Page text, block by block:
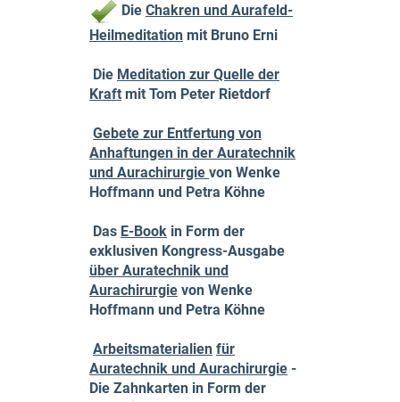
Die Chakren und Aurafeld-
Heilmeditation mit Bruno Erni
Die Meditation zur Quelle der
Kraft mit Tom Peter Rietdorf
Gebete zur Entfertung von
Anhaftungen in der Auratechnik
und Aurachirurgie von Wenke
Hoffmann und Petra Köhne
Das E-Book in Form der
exklusiven Kongress-Ausgabe
über Auratechnik und
Aurachirurgie von Wenke
Hoffmann und Petra Köhne
Arbeitsmaterialien für
Auratechnik und Aurachirurgie -
Die Zahnkarten in Form der